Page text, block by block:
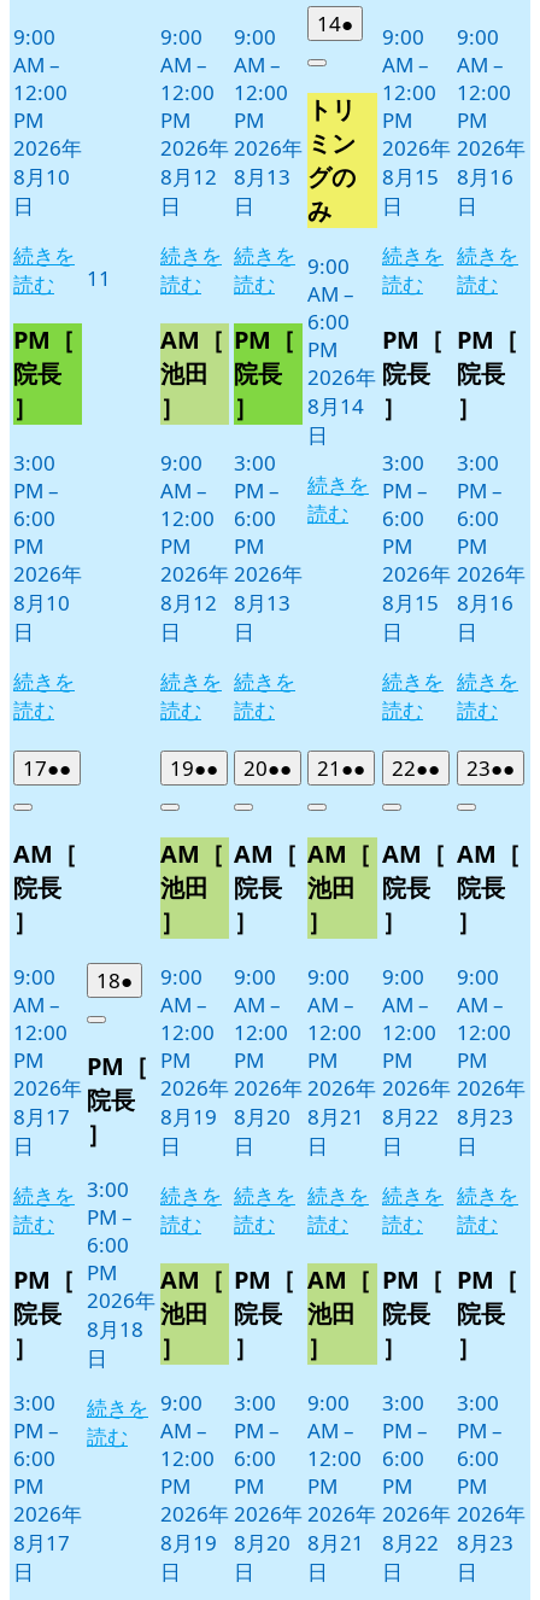
9:00
AM –
12:00
PM
2026年
8月10
日
続きを
読む
PM［
院長
］
3:00
PM –
6:00
PM
2026年
8月10
日
続きを
読む
11
9:00
AM –
12:00
PM
2026年
8月12
日
続きを
読む
AM［
池田
］
9:00
AM –
12:00
PM
2026年
8月12
日
続きを
読む
9:00
AM –
12:00
PM
2026年
8月13
日
続きを
読む
PM［
院長
］
3:00
PM –
6:00
PM
2026年
8月13
日
続きを
読む
142026
年
月
14
日
●
件
ベ
ン
ト)
Close
トリ
ミン
グの
み
9:00
AM –
6:00
PM
2026年
8月14
日
続きを
読む
9:00
AM –
12:00
PM
2026年
8月15
日
続きを
読む
PM［
院長
］
3:00
PM –
6:00
PM
2026年
8月15
日
続きを
読む
9:00
AM –
12:00
PM
2026年
8月16
日
続きを
読む
PM［
院長
］
3:00
PM –
6:00
PM
2026年
8月16
日
続きを
読む
172026
年
月
17
日
●●
件
イ
Close
AM［
院長
］
9:00
AM –
12:00
PM
2026年
8月17
日
続きを
読む
PM［
院長
］
3:00
PM –
6:00
PM
2026年
8月17
日
182026
年
月
18
日
●
件
イ
ベ
Close
PM［
院長
］
3:00
PM –
6:00
PM
2026年
8月18
日
続きを
読む
192026
年
月
19
日
●●
件
イ
ベ
ト)
Close
AM［
池田
］
9:00
AM –
12:00
PM
2026年
8月19
日
続きを
読む
AM［
池田
］
9:00
AM –
12:00
PM
2026年
8月19
日
202026
年
月
20
日
●●
件
イ
ベ
ト)
Close
AM［
院長
］
9:00
AM –
12:00
PM
2026年
8月20
日
続きを
読む
PM［
院長
］
3:00
PM –
6:00
PM
2026年
8月20
日
21 2026
年
月
21
日
●●
件
イ
ベ
ト)
Close
AM［
池田
］
9:00
AM –
12:00
PM
2026年
8月21
日
続きを
読む
AM［
池田
］
9:00
AM –
12:00
PM
2026年
8月21
日
222026
年
月
22
日
●●
件
イ
ベ
ト)
Close
AM［
院長
］
9:00
AM –
12:00
PM
2026年
8月22
日
続きを
読む
PM［
院長
］
3:00
PM –
6:00
PM
2026年
8月22
日
232026
年
月
23
日
●●
件
イ
Close
AM［
院長
］
9:00
AM –
12:00
PM
2026年
8月23
日
続きを
読む
PM［
院長
］
3:00
PM –
6:00
PM
2026年
8月23
日